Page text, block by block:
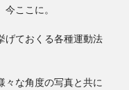
ここに。
げておくる各種運動法
々な角度の写真と共に